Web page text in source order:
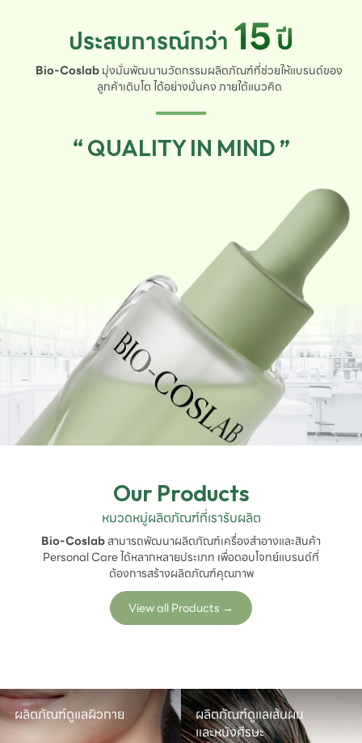
ประสบการณ์กว่า 15ปี
Bio-Coslabมุ่งมั่นพัฒนานวัตกรรมผลิตภัณฑ์ที่ช่วยให้แบรนด์ของ
ลูกค้าเติบโต ได้อย่างมั่นคง ภายใต้แนวคิด
“ QUALITY IN MIND ”
Our Products
หมวดหมู่ผลิตภัณฑ์ที่เรารับผลิต
Bio-Coslabสามารถพัฒนาผลิตภัณฑ์เครื่องสำอางและสินค้า
Personal Care ได้หลากหลายประเภท เพื่อตอบโจทย์แบรนด์ที่
ต้องการสร้างผลิตภัณฑ์คุณภาพ
View all Products →
ผลิตภัณฑ์ดูแลผิวกาย
ผลิตภัณฑ์ดูแลเส้นผม
และหนังศีรษะ